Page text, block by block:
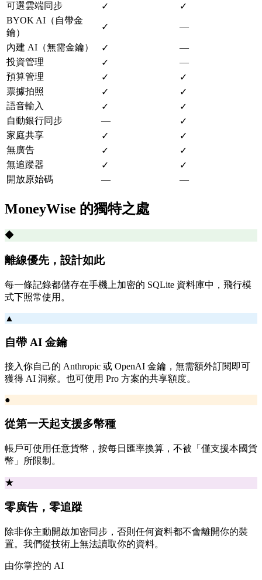
可選雲端同步
✓
✓
BYOK AI（自帶金
鑰）
✓ —
內建 AI（無需金鑰） ✓
—
投資管理
✓
—
預算管理
✓
✓
票據拍照
✓
✓
語音輸入
✓
✓
自動銀行同步
—
✓
家庭共享
✓
✓
無廣告
✓
✓
無追蹤器
✓
✓
開放原始碼
— —
MoneyWise 的獨特之處
◆
離線優先，設計如此
每一條記錄都儲存在手機上加密的 SQLite 資料庫中，飛行模
式下照常使用。
▲
自帶 AI 金鑰
接入你自己的 Anthropic 或 OpenAI 金鑰，無需額外訂閱即可
獲得 AI 洞察。也可使用 Pro 方案的共享額度。
●
從第一天起支援多幣種
帳戶可使用任意貨幣，按每日匯率換算，不被「僅支援本國貨
幣」所限制。
★
零廣告，零追蹤
除非你主動開啟加密同步，否則任何資料都不會離開你的裝
置。我們從技術上無法讀取你的資料。
由你掌控的 AI